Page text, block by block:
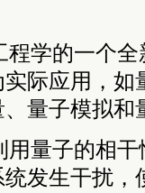
学的一个
际应用，如
量子模拟和
量子的相
发生干扰，